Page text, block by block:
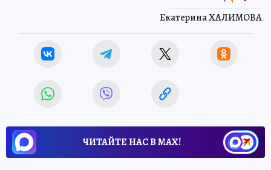
Екатерина ХАЛИМОВА
ЧИТАЙТЕ НАС В МАХ!